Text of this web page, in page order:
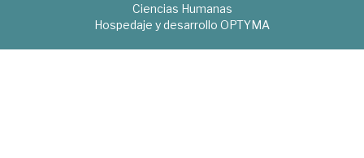
Ciencias Humanas
Hospedaje y desarrollo OPTYMA